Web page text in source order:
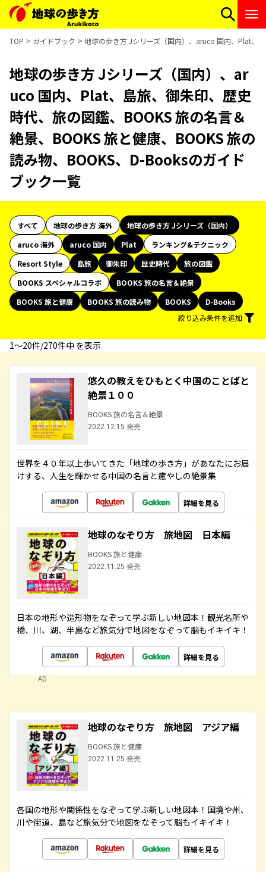
TOP ガイドブック 地球の歩き方 Jシリーズ（国内）、aruco 国内、Plat、
地球の歩き方 Jシリーズ（国内）、ar
uco 国内、Plat、島旅、御朱印、歴史
時代、旅の図鑑、BOOKS 旅の名言＆
絶景、BOOKS 旅と健康、BOOKS 旅の
読み物、BOOKS、D-Booksのガイド
ブック一覧
すべて 地球の歩き方 海外
地球の歩き方 Jシリーズ（国内）
aruco 海外
aruco 国内 Plat
ランキング&テクニック
Resort Style
島旅 御朱印 歴史時代
旅の図鑑
BOOKS スペシャルコラボ
BOOKS 旅の名言＆絶景
BOOKS 旅と健康
BOOKS 旅の読み物 BOOKS
D-Books
絞り込み条件を追加
1〜20件/270件中 を表示
悠久の教えをひもとく中国のことばと
絶景１００
BOOKS 旅の名言＆絶景
2022.12.15 発売
世界を４０年以上歩いてきた「地球の歩き方」があなたにお届
けする、人生を輝かせる中国の名言と癒やしの絶景集
詳細を見る
地球のなぞり方 旅地図 日本編
BOOKS 旅と健康
2022.11.25 発売
日本の地形や造形物をなぞって学ぶ新しい地図本！観光名所や
橋、川、湖、半島など旅気分で地図をなぞって脳もイキイキ！
詳細を見る
AD
地球のなぞり方 旅地図 アジア編
BOOKS 旅と健康
2022.11.25 発売
各国の地形や関係性をなぞって学ぶ新しい地図本！国境や州、
川や街道、島など旅気分で地図をなぞって脳もイキイキ！
詳細を見る